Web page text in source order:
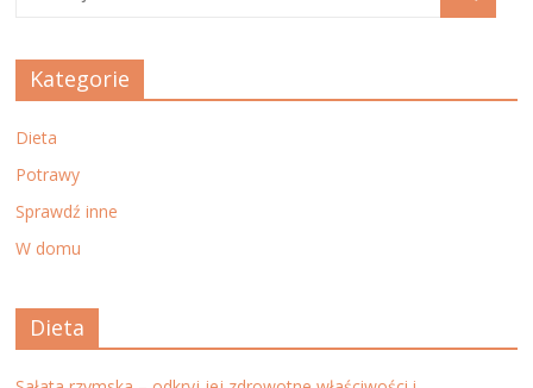
Kategorie
Dieta
Potrawy
Sprawdź inne
W domu
Dieta